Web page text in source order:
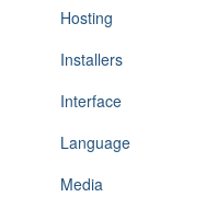
Hosting
Installers
Interface
Language
Media